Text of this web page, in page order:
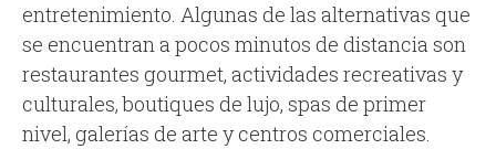
entretenimiento. Algunas de las alternativas que
se encuentran a pocos minutos de distancia son
restaurantes gourmet, actividades recreativas y
culturales, boutiques de lujo, spas de primer
nivel, galerías de arte y centros comerciales.